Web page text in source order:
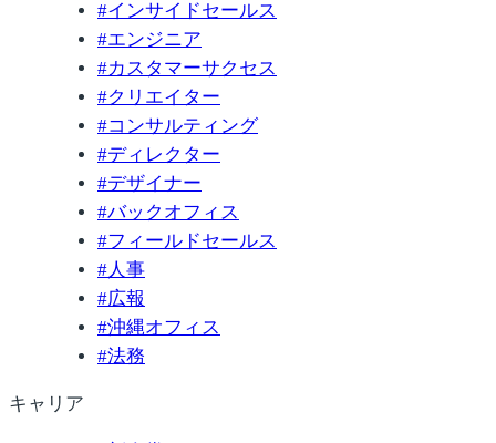
#インサイドセールス
#エンジニア
#カスタマーサクセス
#クリエイター
#コンサルティング
#ディレクター
#デザイナー
#バックオフィス
#フィールドセールス
#人事
#広報
#沖縄オフィス
#法務
キャリア